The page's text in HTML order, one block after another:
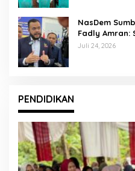
NasDem
Fadly Amran:
Kader
Juli 24, 2026
PENDIDIKAN